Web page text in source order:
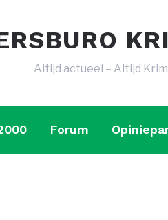
Altijd actueel – Altijd
Forum